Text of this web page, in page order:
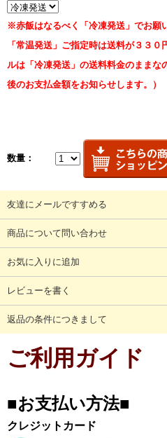
※赤飯はなるべく「冷凍発送」でお願
「常温発送」ご指定時は送料が３３
ルは「冷凍発送」の送料料金のままな
後のお支払金額をお知らせします。）
数量：
友達にメールですすめる
商品について問い合わせ
お気に入りに追加
レビューを書く
返品の条件につきまして
ご利用ガイド
■お支払い方法■
クレジットカード